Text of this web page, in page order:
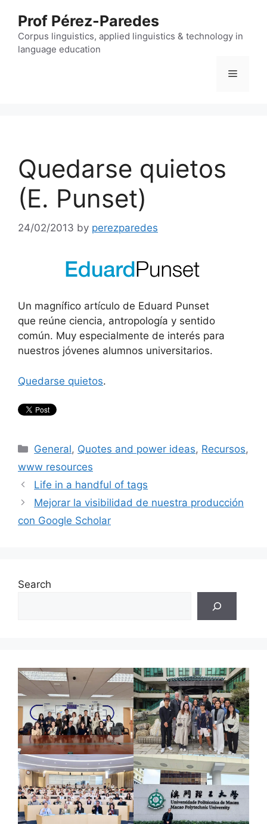
content
Prof Pérez-Paredes
Corpus linguistics, applied linguistics & technology in
language education
Menu
Quedarse quietos
(E. Punset)
24/02/2013 by perezparedes
Un magnífico artículo de Eduard Punset
que reúne ciencia, antropología y sentido
común. Muy especialmente de interés para
nuestros jóvenes alumnos universitarios.
Quedarse quietos.
Categories
General, Quotes and power ideas, Recursos,
www resources
Life in a handful of tags
Mejorar la visibilidad de nuestra producción
con Google Scholar
Search